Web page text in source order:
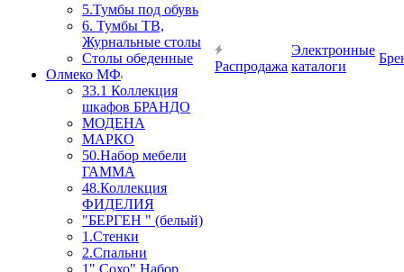
5.Тумбы под обувь
6. Тумбы ТВ,
Журнальные столы
Столы обеденные
Олмеко МФ
33.1 Коллекция
шкафов БРАНДО
МОДЕНА
МАРКО
50.Набор мебели
ГАММА
48.Коллекция
ФИДЕЛИЯ
"БЕРГЕН " (белый)
1.Стенки
2.Спальни
1" Сохо" Набор
Распродажа
Электронные
каталоги